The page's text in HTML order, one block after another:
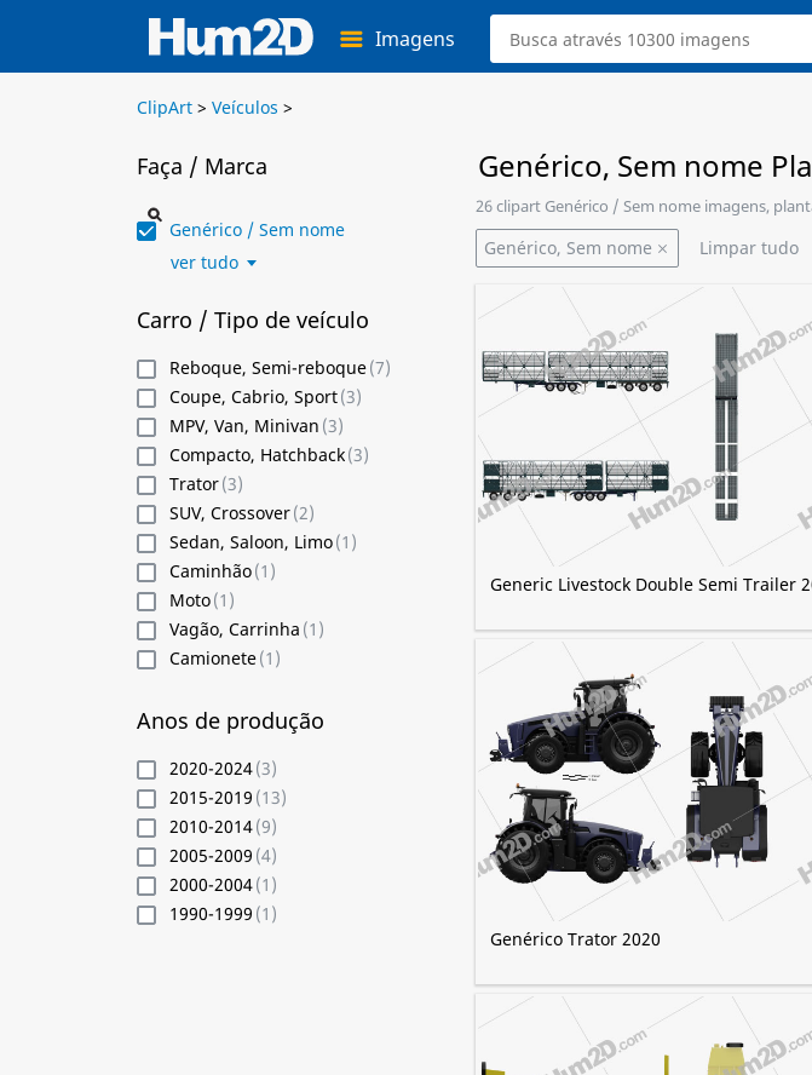
Imagens
ClipArt > Veículos >
Genérico, Sem nome
26 clipart Genérico / Sem nome imagens,
Genérico, Sem nome Limpar tudo
Generic Livestock Double Semi Trailer
Genérico Trator 2020
Faça / Marca
Genérico / Sem nome
ver tudo
Carro / Tipo de veículo
Reboque, Semi-reboque(7)
Coupe, Cabrio, Sport(3)
MPV, Van, Minivan (3)
Compacto, Hatchback(3)
Trator(3)
SUV, Crossover(2)
Sedan, Saloon, Limo(1)
Caminhão(1)
Moto(1)
Vagão, Carrinha (1)
Camionete(1)
Anos de produção
2020-2024(3)
2015-2019 (13)
2010-2014(9)
2005-2009 (4)
2000-2004(1)
1990-1999 (1)